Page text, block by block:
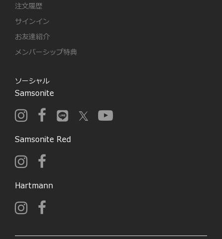
注文履歴
サインイン
お友達紹介
メンバーシップ特典
ソーシャル
Samsonite
Samsonite Red
Hartmann